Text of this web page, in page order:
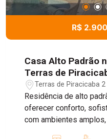
R$
Casa Alto Padrão
Terras de
Domitórios sendo
Piracicaba/SP
Terras de Piracicaba
Residência de alto
oferecer conforto,
com ambientes